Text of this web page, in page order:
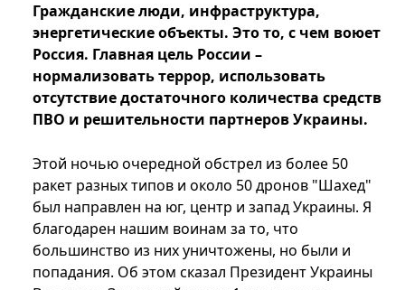
Гражданские люди, инфраструктура,
энергетические объекты. Это то, с чем воюет
Россия. Главная цель России –
нормализовать террор, использовать
отсутствие достаточного количества средств
ПВО и решительности партнеров Украины.
Этой ночью очередной обстрел из более 50
ракет разных типов и около 50 дронов "Шахед"
был направлен на юг, центр и запад Украины. Я
благодарен нашим воинам за то, что
большинство из них уничтожены, но были и
попадания. Об этом сказал Президент Украины